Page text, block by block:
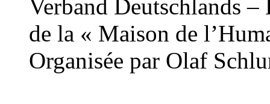
Verband Deutschlands
de la « Maison de
Organisée par Olaf